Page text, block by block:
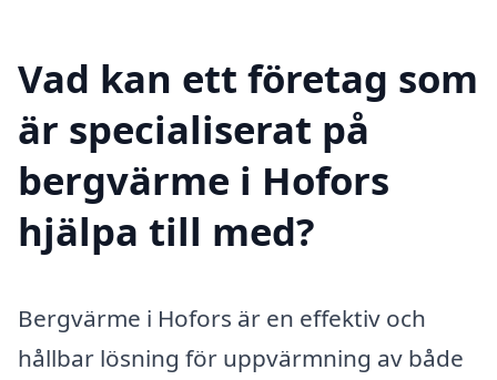
Vad kan ett företag som
är specialiserat på
bergvärme i Hofors
hjälpa till med?
Bergvärme i Hofors är en effektiv och
hållbar lösning för uppvärmning av både